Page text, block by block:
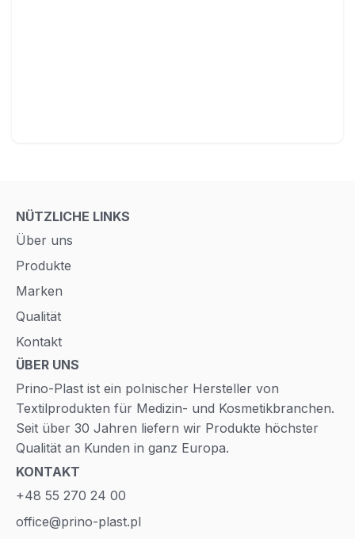
NÜTZLICHE LINKS
Über uns
Produkte
Marken
Qualität
Kontakt
ÜBER UNS
Prino-Plast ist ein polnischer Hersteller von
Textilprodukten für Medizin- und Kosmetikbranchen.
Seit über 30 Jahren liefern wir Produkte höchster
Qualität an Kunden in ganz Europa.
KONTAKT
+48 55 270 24 00
office@prino-plast.pl